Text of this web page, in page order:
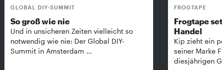
GLOBAL DIY-SUMMIT
So groß wie nie
Und in unsicheren Zeiten vielleicht so
notwendig wie nie: Der Global DIY-
Summit in Amsterdam …
FROGTAPE
Frogtape
Handel
Kip zieht ein
seiner Marke
diesjährigen